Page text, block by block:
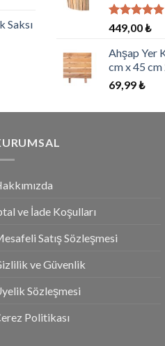
Saksı
5 üzerinden
5.00oy
aldı
449,00₺
Ahşap Yer
cm x 45
69,99₺
ve İade Koşulları
Satış Sözleşmesi
ve Güvenlik
Sözleşmesi
Politikası